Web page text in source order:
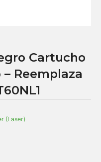
Cartucho
Reemplaza
(Laser)